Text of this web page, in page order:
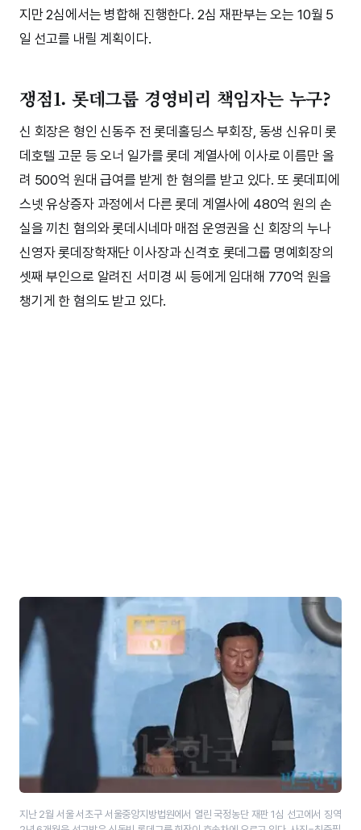
지만 2심에서는 병합해 진행한다. 2심 재판부는 오는 10월 5
일 선고를 내릴 계획이다.
쟁점1. 롯데그룹 경영비리 책임자는 누구?
신 회장은 형인 신동주 전 롯데홀딩스 부회장, 동생 신유미 롯
데호텔 고문 등 오너 일가를 롯데 계열사에 이사로 이름만 올
려 500억 원대 급여를 받게 한 혐의를 받고 있다. 또 롯데피에
스넷 유상증자 과정에서 다른 롯데 계열사에 480억 원의 손
실을 끼친 혐의와 롯데시네마 매점 운영권을 신 회장의 누나
신영자 롯데장학재단 이사장과 신격호 롯데그룹 명예회장의
셋째 부인으로 알려진 서미경 씨 등에게 임대해 770억 원을
챙기게 한 혐의도 받고 있다.
지난 2월 서울 서초구 서울중앙지방법원에서 열린 국정농단 재판 1심 선고에서 징역